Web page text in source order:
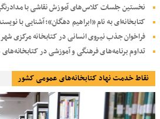
نخستین جلسات کلاس‌های آموزش نقاشی با
کتابخانه‌ای به نام «ابراهیم دهگان»؛ آشنایی با
فراخوان جذب نیروی انسانی در کتابخانه مرکزی
تداوم برنامه‌های فرهنگی و آموزشی در
نقاط خدمت نهاد کتابخانه‌های عمومی کشور